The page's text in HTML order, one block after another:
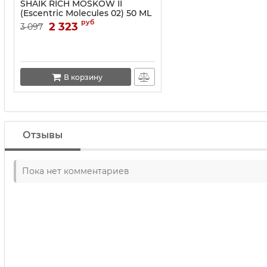
SHAIK RICH MOSKOW II
(Escentric Molecules 02) 50 ML
3 097 2 323 руб
В корзину
Отзывы
Пока нет комментариев